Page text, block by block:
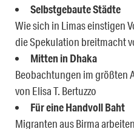
Selbstgebaute Städte
Wie sich in Limas einstigen
die Spekulation breitmacht
Mitten in Dhaka
Beobachtungen im größten
von Elisa T. Bertuzzo
Für eine Handvoll Baht
Migranten aus Birma